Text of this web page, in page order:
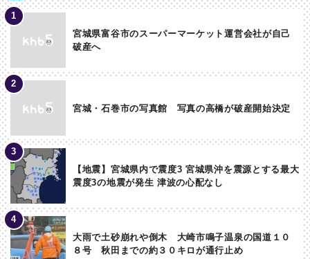
宮城県富谷市のスーパーマーケット運営会社が自己
破産へ
宮城・石巻市の写真館 写真の高橋が破産開始決定
【地震】宮城県内で震度3 宮城県沖を震源とする最大
震度3の地震が発生 津波の心配なし
大雨で土砂崩れや倒木 大崎市鳴子温泉の国道１０
８号 秋田までの約３０キロが通行止め